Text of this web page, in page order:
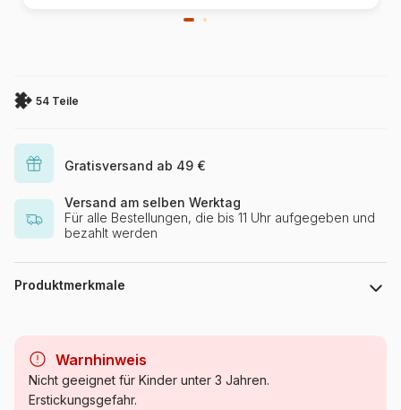
54 Teile
Gratisversand ab 49 €
Versand am selben Werktag
Für alle Bestellungen, die bis 11 Uhr aufgegeben und
bezahlt werden
Produktmerkmale
Kategorie
Puzzle Tiere - Comics und
Warnhinweis
Nicht geeignet für Kinder unter 3 Jahren.
Erstickungsgefahr.